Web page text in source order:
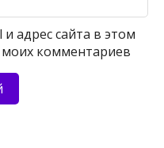
адрес сайта в этом
комментариев